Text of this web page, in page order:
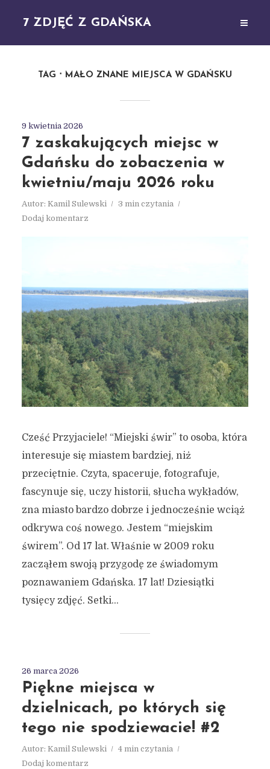
7 ZDJĘĆ Z GDAŃSKA
TAG MAŁO ZNANE MIEJSCA W GDAŃSKU
9 kwietnia 2026
7 zaskakujących miejsc w
Gdańsku do zobaczenia w
kwietniu/maju 2026 roku
Autor: Kamil Sulewski
3 min czytania
Dodaj komentarz
Cześć Przyjaciele! “Miejski świr” to osoba, która
interesuje się miastem bardziej, niż
przeciętnie. Czyta, spaceruje, fotografuje,
fascynuje się, uczy historii, słucha wykładów,
zna miasto bardzo dobrze i jednocześnie wciąż
odkrywa coś nowego. Jestem “miejskim
świrem”. Od 17 lat. Właśnie w 2009 roku
zacząłem swoją przygodę ze świadomym
poznawaniem Gdańska. 17 lat! Dziesiątki
tysięcy zdjęć. Setki...
26 marca 2026
Piękne miejsca w
dzielnicach, po których się
tego nie spodziewacie! #2
Autor: Kamil Sulewski
4 min czytania
Dodaj komentarz